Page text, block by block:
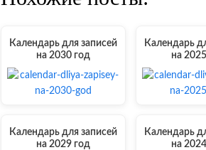
Календарь для записей
на 2030 год
Календарь для записей
на 2029 год
Календарь
на
Календарь
на